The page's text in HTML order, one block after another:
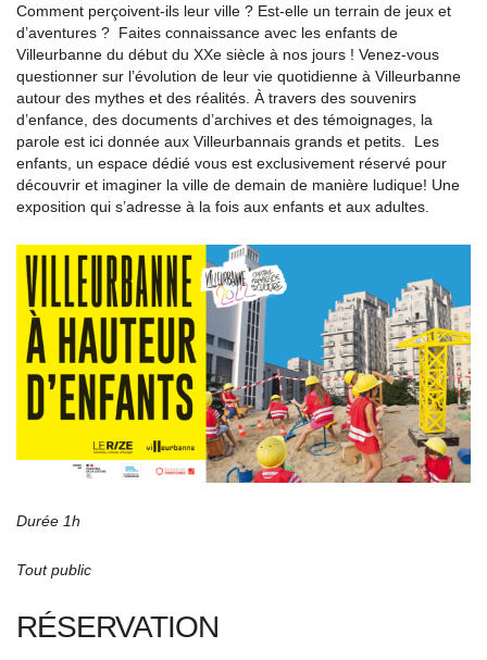
Comment perçoivent-ils leur ville ? Est-elle un terrain de jeux et
d’aventures ? Faites connaissance avec les enfants de
Villeurbanne du début du XXe siècle à nos jours ! Venez-vous
questionner sur l’évolution de leur vie quotidienne à Villeurbanne
autour des mythes et des réalités. À travers des souvenirs
d’enfance, des documents d’archives et des témoignages, la
parole est ici donnée aux Villeurbannais grands et petits. Les
enfants, un espace dédié vous est exclusivement réservé pour
découvrir et imaginer la ville de demain de manière ludique! Une
exposition qui s’adresse à la fois aux enfants et aux adultes.
Durée 1h
Tout public
RÉSERVATION